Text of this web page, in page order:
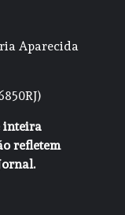
Aparecida
inteira
refletem